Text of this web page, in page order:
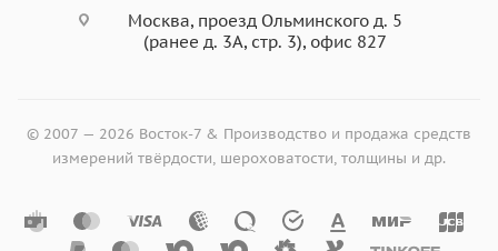
Москва, проезд Ольминского д. 5
(ранее д. 3А, стр. 3), офис 827
© 2007 — 2026 Восток-7 & Производство и продажа средств
измерений твёрдости, шероховатости, толщины и др.